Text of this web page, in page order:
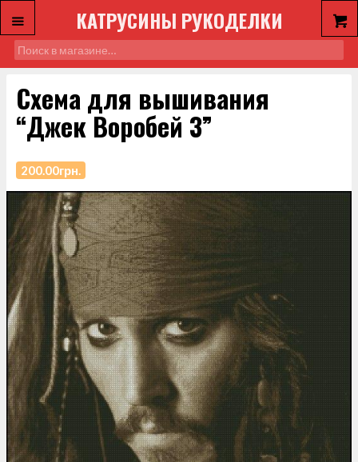
КАТРУСИНЫ РУКОДЕЛКИ
Схема для вышивания
“Джек Воробей 3”
200.00грн.